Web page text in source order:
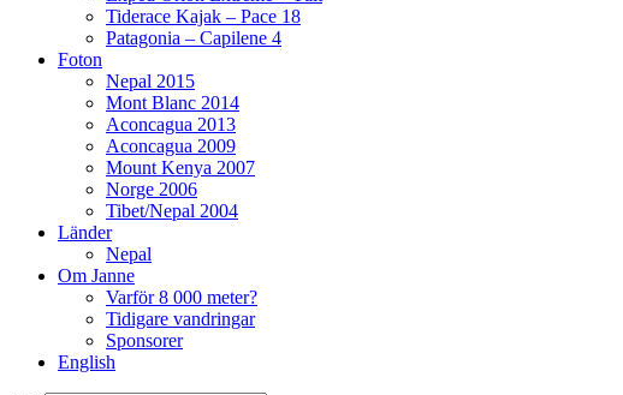
Tiderace Kajak – Pace 18
Patagonia – Capilene 4
Foton
Nepal 2015
Mont Blanc 2014
Aconcagua 2013
Aconcagua 2009
Mount Kenya 2007
Norge 2006
Tibet/Nepal 2004
Länder
Nepal
Om Janne
Varför 8 000 meter?
Tidigare vandringar
Sponsorer
English